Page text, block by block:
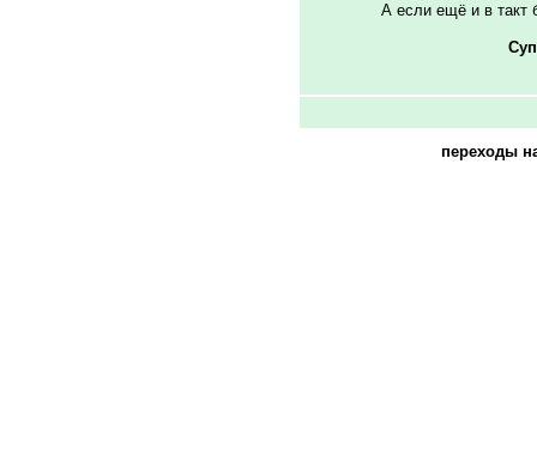
А если ещё и в такт
переходы